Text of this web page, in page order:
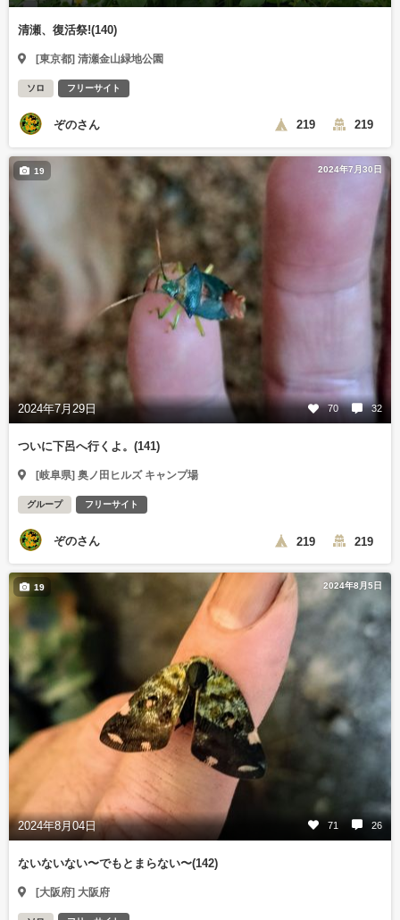
清瀬、復活祭!(140)
[東京都] 清瀬金山緑地公園
ソロ フリーサイト
ぞのさん 219 219
2024年7月30日
2024年7月29日 70 32
19
ついに下呂へ行くよ。(141)
[岐阜県] 奥ノ田ヒルズ キャンプ場
グループ フリーサイト
ぞのさん 219 219
2024年8月5日
2024年8月04日 71 26
19
ないないない〜でもとまらない〜(142)
[大阪府] 大阪府